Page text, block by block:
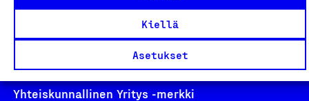
Kiellä
Asetukset
Yhteiskunnallinen Yritys -merkki